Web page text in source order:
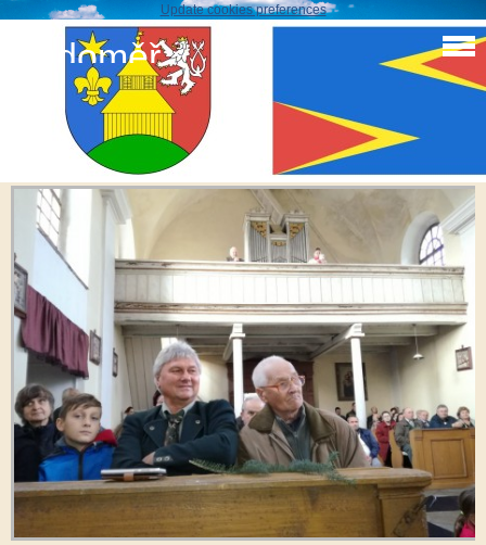
Update cookies preferences
Sudoměř
Myslivci troubení
IMG_20171014_142040_resized_20171030_093557410